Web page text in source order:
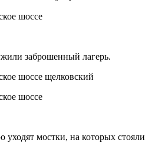
заброшенный лагерь.
уходят мостки, на которых стояли